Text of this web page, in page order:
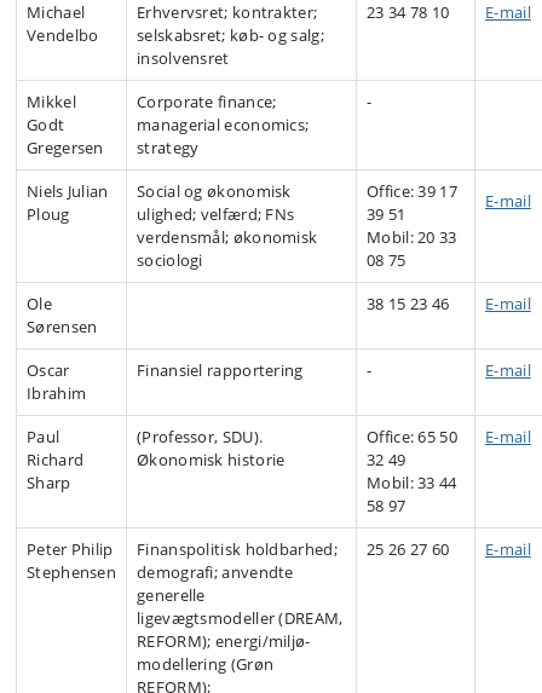
Michael
Vendelbo
Erhvervsret; kontrakter;
selskabsret; køb- og salg;
insolvensret
23 34 78 10 E-mail
Mikkel
Godt
Gregersen
Corporate finance;
managerial economics;
strategy
-
Niels Julian
Ploug
Social og økonomisk
ulighed; velfærd; FNs
verdensmål; økonomisk
sociologi
Office: 39 17
39 51
Mobil: 20 33
08 75
E-mail
Ole
Sørensen
38 15 23 46 E-mail
Oscar
Ibrahim
Finansiel rapportering - E-mail
Paul
Richard
Sharp
(Professor, SDU).
Økonomisk historie
Office: 65 50
32 49
Mobil: 33 44
58 97
E-mail
Peter Philip
Stephensen
Finanspolitisk holdbarhed;
demografi; anvendte
generelle
ligevægtsmodeller (DREAM,
REFORM); energi/miljø-
modellering (Grøn
REFORM);
25 26 27 60 E-mail